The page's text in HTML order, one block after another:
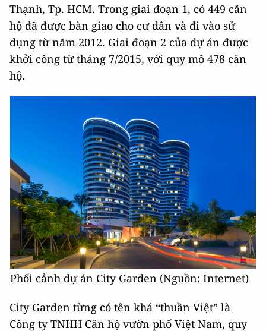
Thạnh, Tp. HCM. Trong giai đoạn 1, có 449 căn
hộ đã được bàn giao cho cư dân và đi vào sử
dụng từ năm 2012. Giai đoạn 2 của dự án được
khởi công từ tháng 7/2015, với quy mô 478 căn
hộ.
Phối cảnh dự án City Garden (Nguồn: Internet)
City Garden từng có tên khá “thuần Việt” là
Công ty TNHH Căn hộ vườn phố Việt Nam, quy